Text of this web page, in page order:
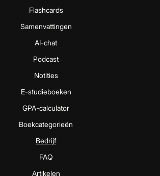
Flashcards
Samenvattingen
AI-chat
Podcast
Notities
E-studieboeken
GPA-calculator
Boekcategorieën
Bedrijf
FAQ
Artikelen